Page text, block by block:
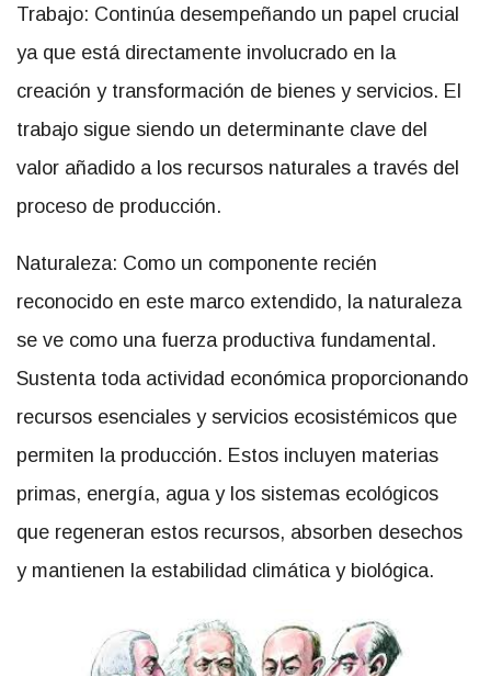
Trabajo: Continúa desempeñando un papel crucial
ya que está directamente involucrado en la
creación y transformación de bienes y servicios. El
trabajo sigue siendo un determinante clave del
valor añadido a los recursos naturales a través del
proceso de producción.
Naturaleza: Como un componente recién
reconocido en este marco extendido, la naturaleza
se ve como una fuerza productiva fundamental.
Sustenta toda actividad económica proporcionando
recursos esenciales y servicios ecosistémicos que
permiten la producción. Estos incluyen materias
primas, energía, agua y los sistemas ecológicos
que regeneran estos recursos, absorben desechos
y mantienen la estabilidad climática y biológica.